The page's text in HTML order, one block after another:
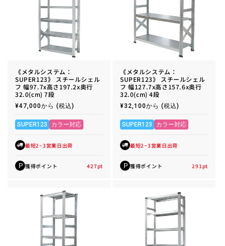
《メタルシステム：
SUPER123》 スチールシェル
フ 幅97.7x高さ197.2x奥行
32.0(cm) 7段
通
価
格
¥47,000から (税込)
SUPER123 カラー対応
最短2~3営業日出荷
P 獲得ポイント 427pt
《メタルシステム：
SUPER123》 スチールシェル
フ 幅127.7x高さ157.6x奥行
32.0(cm) 4段
通
価
格
¥32,100から (税込)
SUPER123 カラー対応
最短2~3営業日出荷
P 獲得ポイント 291 pt